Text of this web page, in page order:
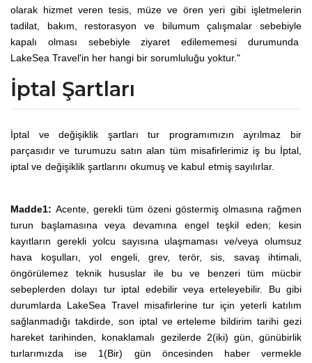
olarak hizmet veren tesis, müze ve ören yeri gibi işletmelerin
tadilat, bakım, restorasyon ve bilumum çalışmalar sebebiyle
kapalı olması sebebiyle ziyaret edilememesi durumunda
LakeSea Travel'in her hangi bir sorumluluğu yoktur."
İptal Şartları
İptal ve değişiklik şartları tur programımızın ayrılmaz bir
parçasıdır ve turumuzu satın alan tüm misafirlerimiz iş bu İptal,
iptal ve değişiklik şartlarını okumuş ve kabul etmiş sayılırlar.
Madde1: Acente, gerekli tüm özeni göstermiş olmasına rağmen
turun başlamasına veya devamına engel teşkil eden; kesin
kayıtların gerekli yolcu sayısına ulaşmaması ve/veya olumsuz
hava koşulları, yol engeli, grev, terör, sis, savaş ihtimali,
öngörülemez teknik hususlar ile bu ve benzeri tüm mücbir
sebeplerden dolayı tur iptal edebilir veya erteleyebilir. Bu gibi
durumlarda LakeSea Travel misafirlerine tur için yeterli katılım
sağlanmadığı takdirde, son iptal ve erteleme bildirim tarihi gezi
hareket tarihinden, konaklamalı gezilerde 2(iki) gün, günübirlik
turlarımızda ise 1(Bir) gün öncesinden haber vermekle